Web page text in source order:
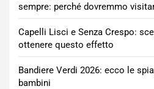
sempre: perché dovremmo
Capelli Lisci e Senza Crespo:
ottenere questo effetto
Bandiere Verdi 2026: ecco le
bambini